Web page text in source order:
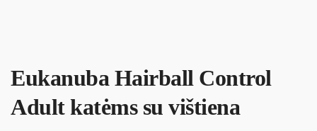
Eukanuba Hairball Control
Adult katėms su vištiena